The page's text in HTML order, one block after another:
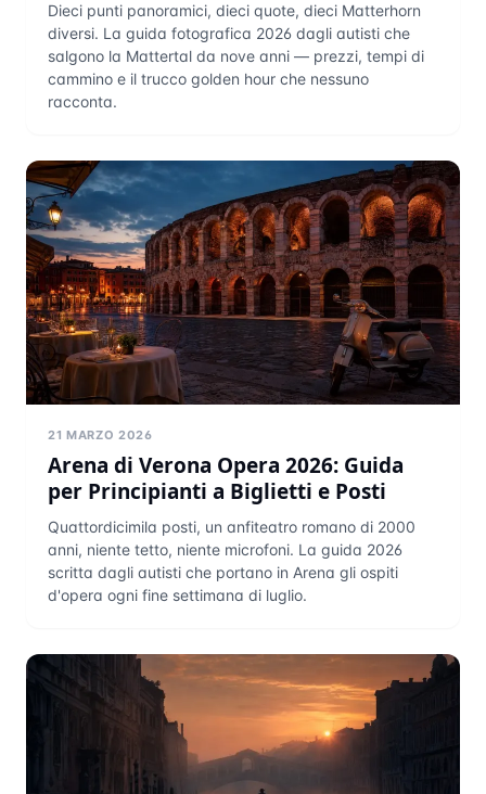
Dieci punti panoramici, dieci quote, dieci Matterhorn
diversi. La guida fotografica 2026 dagli autisti che
salgono la Mattertal da nove anni — prezzi, tempi di
cammino e il trucco golden hour che nessuno
racconta.
21 MARZO 2026
Arena di Verona Opera 2026: Guida
per Principianti a Biglietti e Posti
Quattordicimila posti, un anfiteatro romano di 2000
anni, niente tetto, niente microfoni. La guida 2026
scritta dagli autisti che portano in Arena gli ospiti
d'opera ogni fine settimana di luglio.